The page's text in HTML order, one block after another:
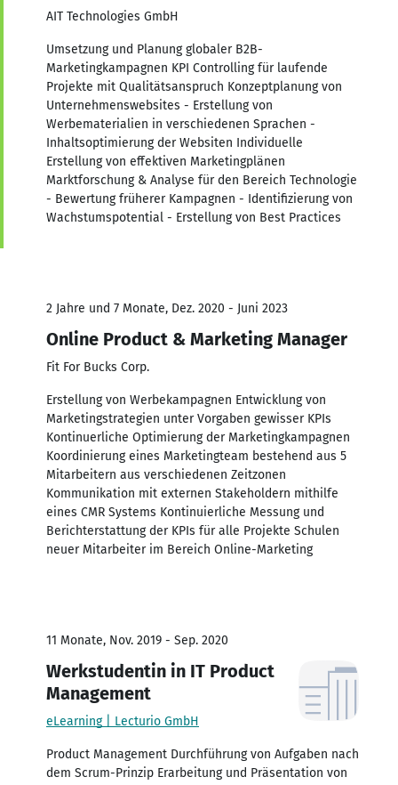
AIT Technologies GmbH
Umsetzung und Planung globaler B2B-
Marketingkampagnen KPI Controlling für laufende
Projekte mit Qualitätsanspruch Konzeptplanung von
Unternehmenswebsites - Erstellung von
Werbematerialien in verschiedenen Sprachen -
Inhaltsoptimierung der Websiten Individuelle
Erstellung von effektiven Marketingplänen
Marktforschung & Analyse für den Bereich Technologie
- Bewertung früherer Kampagnen - Identifizierung von
Wachstumspotential - Erstellung von Best Practices
2 Jahre und 7 Monate, Dez. 2020 - Juni 2023
Online Product & Marketing Manager
Fit For Bucks Corp.
Erstellung von Werbekampagnen Entwicklung von
Marketingstrategien unter Vorgaben gewisser KPIs
Kontinuerliche Optimierung der Marketingkampagnen
Koordinierung eines Marketingteam bestehend aus 5
Mitarbeitern aus verschiedenen Zeitzonen
Kommunikation mit externen Stakeholdern mithilfe
eines CMR Systems Kontinuierliche Messung und
Berichterstattung der KPIs für alle Projekte Schulen
neuer Mitarbeiter im Bereich Online-Marketing
11 Monate, Nov. 2019 - Sep. 2020
Werkstudentin in IT Product
Management
eLearning | Lecturio GmbH
Product Management Durchführung von Aufgaben nach
dem Scrum-Prinzip Erarbeitung und Präsentation von